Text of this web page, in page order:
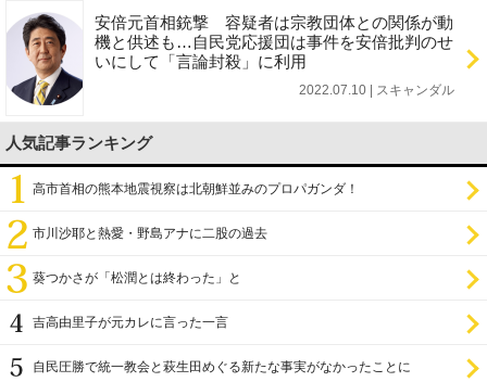
安倍元首相銃撃 容疑者は宗教団体との関係が動
機と供述も…自民党応援団は事件を安倍批判のせ
いにして「言論封殺」に利用
2022.07.10 | スキャンダル
人気記事ランキング
高市首相の熊本地震視察は北朝鮮並みのプロパガンダ！
市川沙耶と熱愛・野島アナに二股の過去
葵つかさが「松潤とは終わった」と
吉高由里子が元カレに言った一言
自民圧勝で統一教会と萩生田めぐる新たな事実がなかったことに